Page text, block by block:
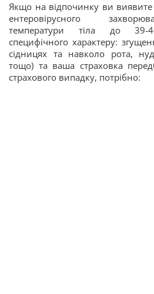
Якщо на відпочинку ви виявите
ентеровірусного
температури тіла до
специфічного характеру:
сідницях та навколо рота,
тощо) та ваша страховка
страхового випадку, потрібно: